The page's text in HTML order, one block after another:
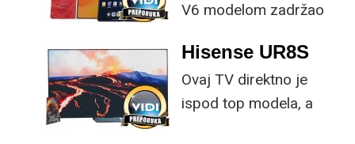
V6 modelom zadržao
specifikacije, no
istovremeno
implementirao
Hisense UR8S
Ovaj TV direktno je
ispod top modela, a